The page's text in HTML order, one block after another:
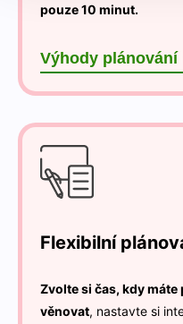
pouze 10 minut.
Výhody plánování
Flexibilní
Zvolte si čas, kdy
věnovat, nastavte si